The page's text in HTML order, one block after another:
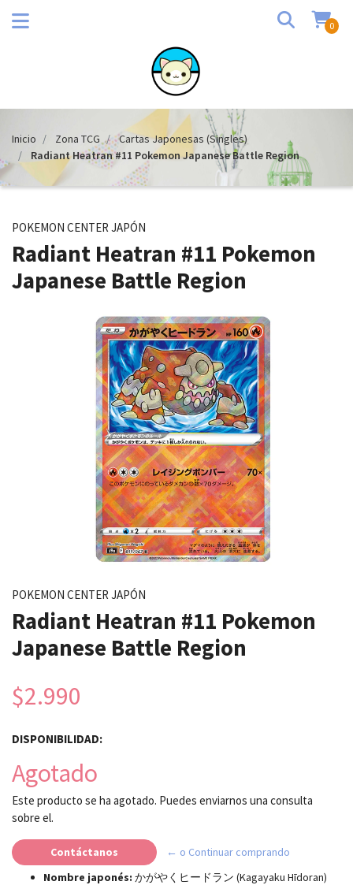
0
Inicio Zona TCG
Cartas Japonesas (Singles)
Radiant Heatran #11 Pokemon Japanese Battle Region
POKEMON CENTER JAPÓN
Radiant Heatran #11 Pokemon
Japanese Battle Region
POKEMON CENTER JAPÓN
Radiant Heatran #11 Pokemon
Japanese Battle Region
$2.990
DISPONIBILIDAD:
Agotado
Este producto se ha agotado. Puedes enviarnos una consulta
sobre el.
Contáctanos
← o Continuar comprando
Nombre japonés: かがやくヒードラン (Kagayaku Hīdoran)